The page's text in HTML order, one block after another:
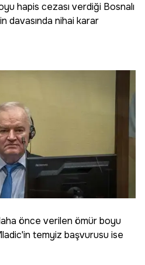
hapis cezası verdiği Bosnalı
davasında nihai karar
önce verilen ömür boyu
temyiz başvurusu ise